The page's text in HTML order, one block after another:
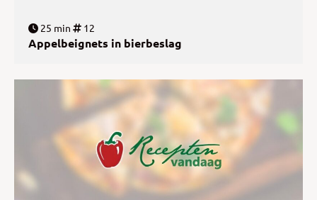
25 min 12
Appelbeignets in bierbeslag